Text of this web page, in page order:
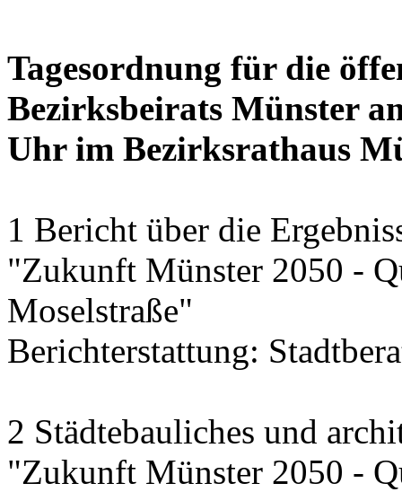
Tagesordnung für die
Bezirksbeirats Münster
Uhr im Bezirksrathaus
1 Bericht über die
"Zukunft Münster 2050 -
Moselstraße"
Berichterstattung:
2 Städtebauliches und
"Zukunft Münster 2050 -